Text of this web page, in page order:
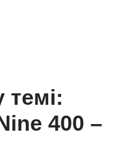
темі:
400 –